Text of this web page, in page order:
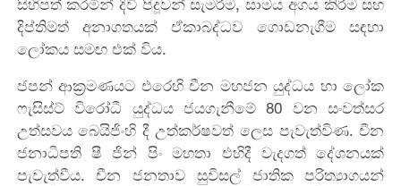
සිහිපත් කරමින් දිවි පිදූවන් සැමරීම, සාමය අගය කිරීම සහ
දිප්තිමත් අනාගතයක් ඒකාබද්ධව ගොඩනැගීම සඳහා
ලෝකය සමඟ එක් විය.
ජපන් ආක්‍රමණයට එරෙහි චීන මහජන යුද්ධය හා ලෝක
ෆැසිස්ට් විරෝධී යුද්ධය ජයගැනීමේ 80 වන සංවත්සර
උත්සවය බෙයිජිංහි දී උත්කර්ෂවත් ලෙස පැවැත්විණ. චීන
ජනාධිපති ෂී ජින් පිං මහතා එහිදී වැදගත් දේශනයක්
පැවැත්වීය. චීන ජනතාව සුවිසල් ජාතික පරිත්‍යාගයන්